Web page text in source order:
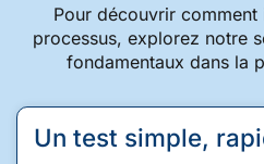
Pour découvrir
processus, explorez notre
fondamentaux dans la
Un test simple,